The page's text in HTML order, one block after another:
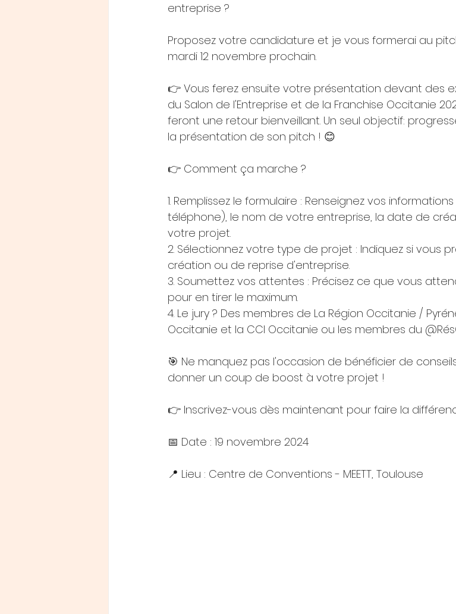
entreprise ?
Proposez votre candidature et je vous formerai au
mardi 12 novembre prochain.
👉 Vous ferez ensuite votre présentation devant des
du Salon de l'Entreprise et de la Franchise Occitanie
feront une retour bienveillant. Un seul objectif:
la présentation de son pitch ! 😊
👉 Comment ça marche ?
1. Remplissez le formulaire : Renseignez vos
téléphone), le nom de votre entreprise, la date de
votre projet.
2. Sélectionnez votre type de projet : Indiquez si vous
création ou de reprise d'entreprise.
3. Soumettez vos attentes : Précisez ce que vous
pour en tirer le maximum.
4. Le jury ? Des membres de La Région Occitanie /
Occitanie et la CCI Occitanie ou les membres du
🎯 Ne manquez pas l'occasion de bénéficier de
donner un coup de boost à votre projet !
👉 Inscrivez-vous dès maintenant pour faire la
📅 Date : 19 novembre 2024
📍 Lieu : Centre de Conventions - MEETT, Toulouse